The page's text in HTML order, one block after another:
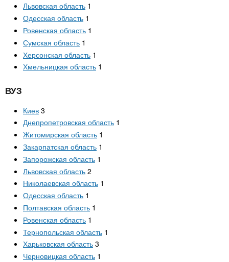
Львовская область 1
Одесская область 1
Ровенская область 1
Сумская область 1
Херсонская область 1
Хмельницкая область 1
ВУЗ
Киев 3
Днепропетровская область 1
Житомирская область 1
Закарпатская область 1
Запорожская область 1
Львовская область 2
Николаевская область 1
Одесская область 1
Полтавская область 1
Ровенская область 1
Тернопольская область 1
Харьковская область 3
Черновицкая область 1